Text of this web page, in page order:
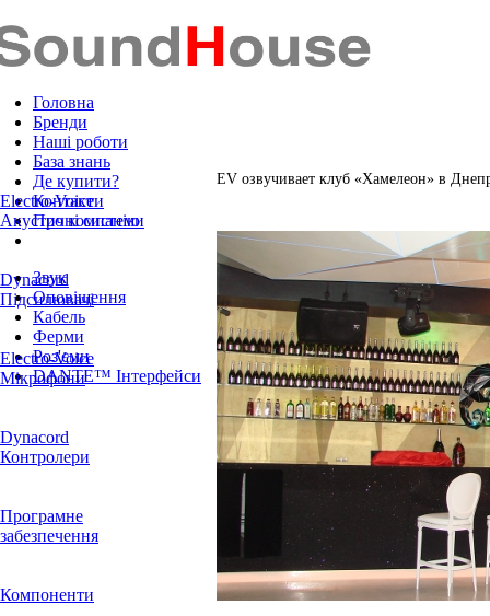
Головна
Бренди
Наші роботи
База знань
Де купити?
Контакти
Про компанію
Звук
Оповіщення
Кабель
Ферми
Роз'єми
DANTE™ Інтерфейси
Electro-Voice
Акустичні системи
Dynacord
Підсилювачі
Electro-Voice
Мікрофони
Dynacord
Контролери
Програмне
забезпечення
Компоненти
EV озвучивает клуб «Хамелеон» в